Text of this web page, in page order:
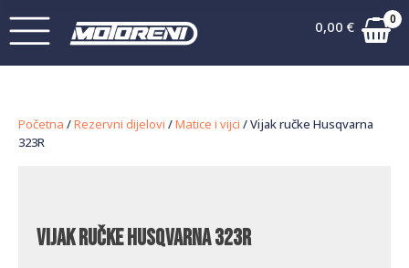
0,00 € 0
Početna /Rezervni dijelovi /Matice i vijci / Vijak ručke Husqvarna
323R
Vijak ručke Husqvarna 323R